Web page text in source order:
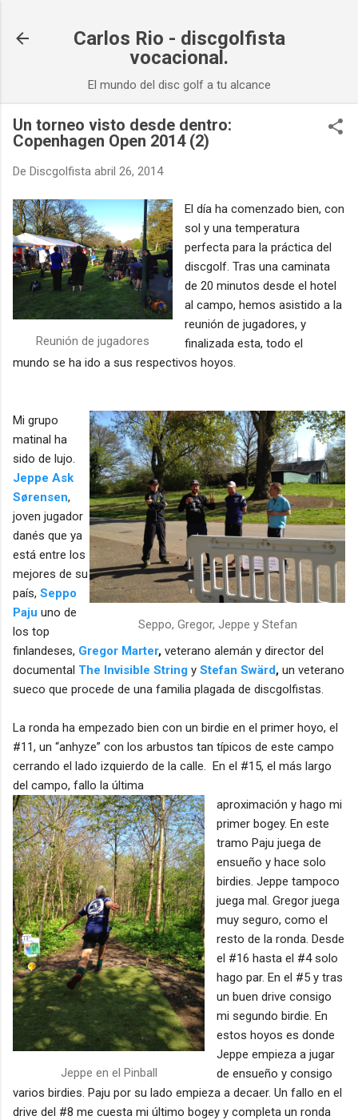
Carlos Rio - discgolfista
vocacional.
El mundo del disc golf a tu alcance
Un torneo visto desde dentro:
Copenhagen Open 2014 (2)
De Discgolfista abril 26, 2014
Reunión de jugadores
El día ha comenzado bien, con
sol y una temperatura
perfecta para la práctica del
discgolf. Tras una caminata
de 20 minutos desde el hotel
al campo, hemos asistido a la
reunión de jugadores, y
finalizada esta, todo el
mundo se ha ido a sus respectivos hoyos.
Seppo, Gregor, Jeppe y Stefan
Mi grupo
matinal ha
sido de lujo.
Jeppe Ask
Sørensen,
joven jugador
danés que ya
está entre los
mejores de su
país, Seppo
Paju uno de
los top
finlandeses, Gregor Marter, veterano alemán y director del
documental The Invisible String y Stefan Swärd, un veterano
sueco que procede de una familia plagada de discgolfistas.
La ronda ha empezado bien con un birdie en el primer hoyo, el
#11, un “anhyze” con los arbustos tan típicos de este campo
cerrando el lado izquierdo de la calle.
En el #15, el más largo
del campo, fallo la última
Jeppe en el Pinball
aproximación y hago mi
primer bogey. En este
tramo Paju juega de
ensueño y hace solo
birdies. Jeppe tampoco
juega mal. Gregor juega
muy seguro, como el
resto de la ronda. Desde
el #16 hasta el #4 solo
hago par. En el #5 y tras
un buen drive consigo
mi segundo birdie. En
estos hoyos es donde
Jeppe empieza a jugar
de ensueño y consigo
varios birdies. Paju por su lado empieza a decaer. Un fallo en el
drive del #8 me cuesta mi último bogey y completa un ronda